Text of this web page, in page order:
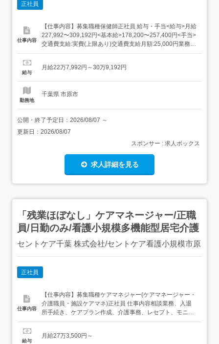
正社員
仕事内容
【仕事内容】募集職種保健師正社員 給与・手当<給与>月給
227,992〜309,192円<基本給>178,200〜257,400円<手当>
交通費支給:実費(上限あり)交通費支給月額:25,000円業務手
当:40,000円資格手当:6,000〜8,000円退職調整手当:3,792
人まで:5,50...
給与
月給22万7,992円～30万9,192円
勤務地
千葉県 市原市
公開・終了予定日： 2026/08/07 ～
更新日： 2026/08/07
スポンサー : 求人ボックス
求人詳細を見る
「残業ほぼなし」ケアマネージャー/正職
員/日勤のみ/看護小規模多機能型居宅介護
セントケア千葉 株式会社/セントケア看護小規模市原
正社員
仕事内容
【仕事内容】募集職種ケアマネジャー(ケアマネージャー・
介護職員・施設ケアマネ)正社員 仕事内容相談業務、入退
所手続き、ケアプラン作成、介護事務、レセプト、モニタ
リング、調整業務 給与・手当<給与>月給273,500円〜<手
間日勤専従1日勤:9:00～18:00 勤務形態残業ほぼなし、日
給与
月給27万3,500円～